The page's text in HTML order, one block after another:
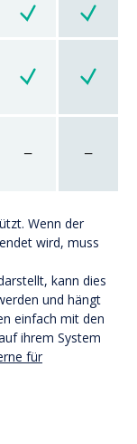
− −
Wenn der
wird, muss
kann dies
und hängt
einfach mit den
ihrem System
für